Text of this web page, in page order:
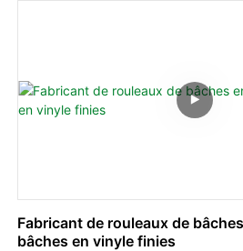
Fabricant de rouleaux de
bâches en vinyle finies